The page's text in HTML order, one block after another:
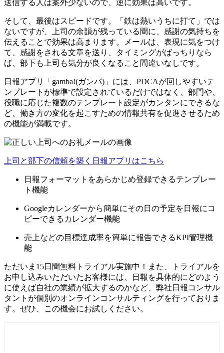
送信する人は案外少ないので、逆に効果は高いです。
そして、最後はスピードです。「鉄は熱いうちに打て」では
ないですが、上司の余韻が残っている間に、感謝の気持ちを
伝えることで効果は高まります。メールは、表現に気をつけ
て、感謝をされる文章を送り、タイミングがばっちりなら
ば、部下も上司も気分が良くなること間違いなしです。
日報アプリ「gamba!(ガンバ)」には、PDCAが回しやすいテ
ンプレートが標準で設定されているだけではなく、部門や、
役職に応じた複数のテンプレート設定がカンタンにできるな
ど、働き方の変化を起こすための情報共有を促進させるため
の機能が満載です。
上司と部下の信頼を築く日報アプリはこちら
日報フォーマットをあらかじめ登録できるテンプレー
ト機能
Googleカレンダーから簡単にその日の予定を日報にコ
ピーできるカレンダー機能
売上などの目標達成率を簡単に報告できるKPI管理機
能
ただいま15日間無料トライアル実施中！また、トライアルを
お申し込みいただいたお客様には、日報を具体的にどのよう
に使えば自社の業績が拡大するのかなど、弊社日報コンサル
タントが個別のオンラインコンサルティングを行っておりま
す。ぜひ、この機会にお試しください。